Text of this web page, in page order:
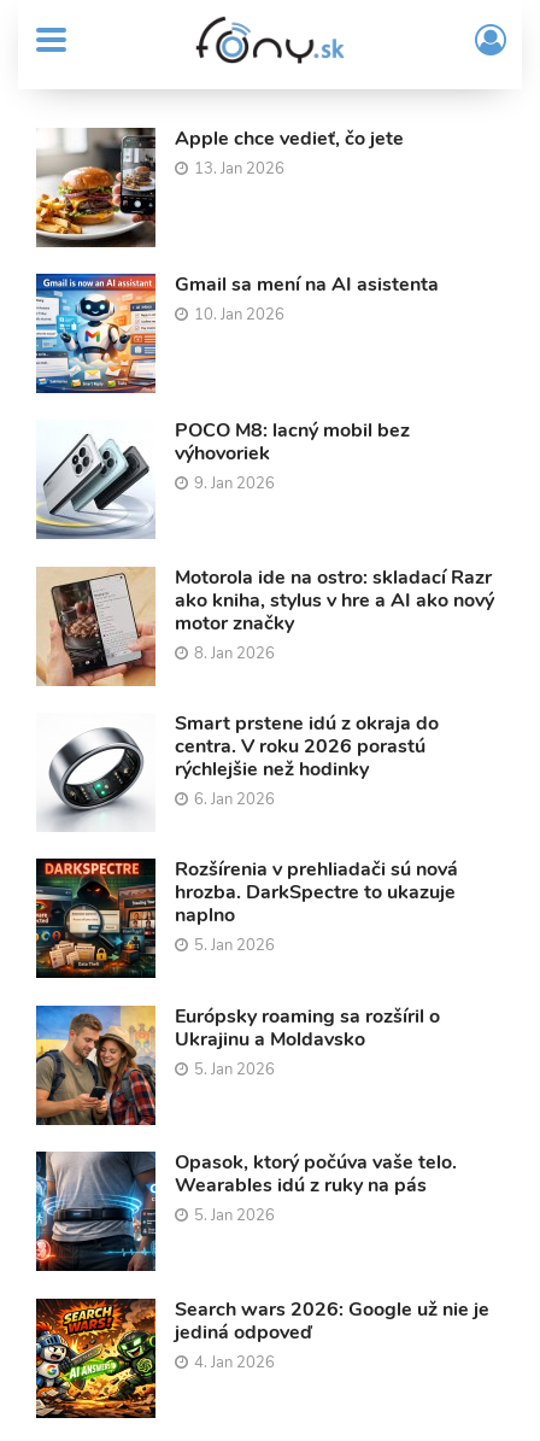
obsah
MENU
Sub
Header
menu
User
account
menu
/
Články
Fony.sk
Apple chce vedieť, čo jete
13. Jan 2026
Gmail sa mení na AI asistenta
10. Jan 2026
POCO M8: lacný mobil bez
výhovoriek
9. Jan 2026
Motorola ide na ostro: skladací Razr
ako kniha, stylus v hre a AI ako nový
motor značky
8. Jan 2026
Smart prstene idú z okraja do
centra. V roku 2026 porastú
rýchlejšie než hodinky
6. Jan 2026
Rozšírenia v prehliadači sú nová
hrozba. DarkSpectre to ukazuje
naplno
5. Jan 2026
Európsky roaming sa rozšíril o
Ukrajinu a Moldavsko
5. Jan 2026
Opasok, ktorý počúva vaše telo.
Wearables idú z ruky na pás
5. Jan 2026
Search wars 2026: Google už nie je
jediná odpoveď
4. Jan 2026